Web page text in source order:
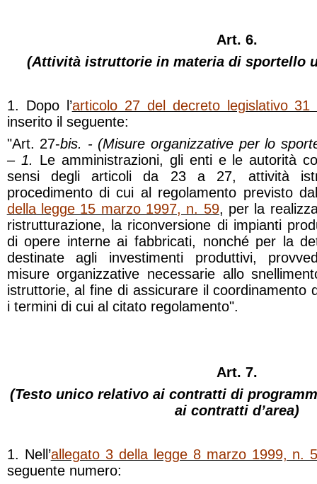
Art. 6.
(Attività istruttorie in materia di sportello
1. Dopo l’articolo 27 del decreto legislativo
inserito il seguente:
"Art. 27-bis. - (Misure organizzative per lo
– 1. Le amministrazioni, gli enti e le autorità
sensi degli articoli da 23 a 27, attività
procedimento di cui al regolamento previsto
della legge 15 marzo 1997, n. 59, per la
ristrutturazione, la riconversione di impianti
di opere interne ai fabbricati, nonché per la
destinate agli investimenti produttivi,
misure organizzative necessarie allo
istruttorie, al fine di assicurare il coordinamento
i termini di cui al citato regolamento".
Art. 7.
(Testo unico relativo ai contratti di
ai contratti d’area)
1. Nell’allegato 3 della legge 8 marzo 1999, n.
seguente numero: